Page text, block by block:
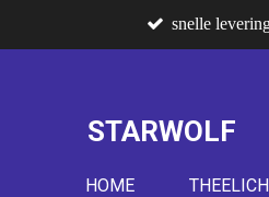
direct
hoofdinhoud
snelle
STARWOLF
HOME